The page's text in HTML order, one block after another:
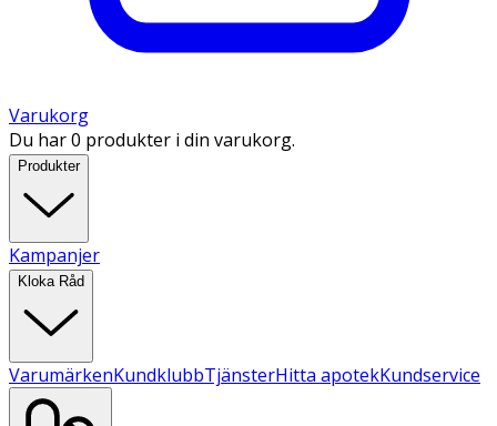
Varukorg
Du har 0 produkter i din varukorg.
Produkter
Kampanjer
Kloka Råd
VarumärkenKundklubbTjänsterHitta apotekKundservice